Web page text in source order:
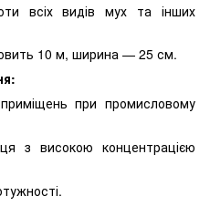
всіх видів мух та інших
10 м, ширина — 25 см.
при промисловому
з високою концентрацією